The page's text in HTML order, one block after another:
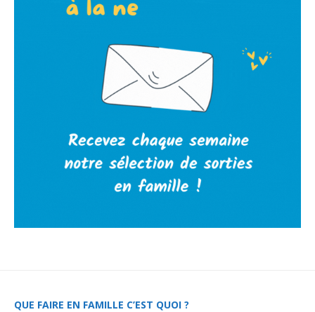
QUE FAIRE EN FAMILLE C’EST QUOI ?